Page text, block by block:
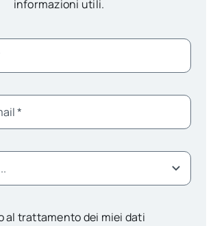
informazioni utili.
al trattamento dei miei dati